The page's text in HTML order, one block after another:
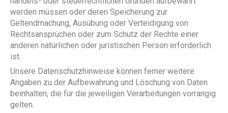
werden müssen oder deren Speicherung zur
Geltendmachung, Ausübung oder Verteidigung von
Rechtsansprüchen oder zum Schutz der Rechte einer
anderen natürlichen oder juristischen Person erforderlich
ist.
Unsere Datenschutzhinweise können ferner weitere
Angaben zu der Aufbewahrung und Löschung von Daten
beinhalten, die für die jeweiligen Verarbeitungen vorrangig
gelten.